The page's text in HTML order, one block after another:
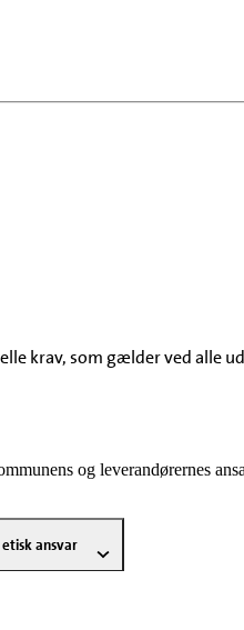
krav, som gælder ved alle
og leverandørernes
ansvar